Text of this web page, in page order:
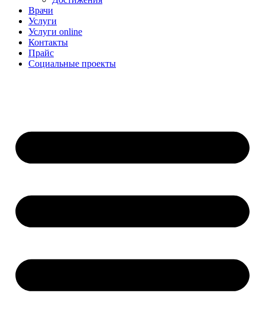
Врачи
Услуги
Услуги online
Контакты
Прайс
Социальные проекты